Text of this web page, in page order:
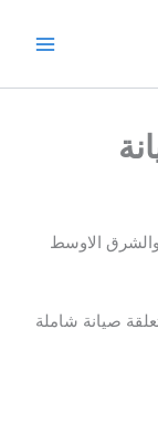
الاوسط
صيانة شاملة